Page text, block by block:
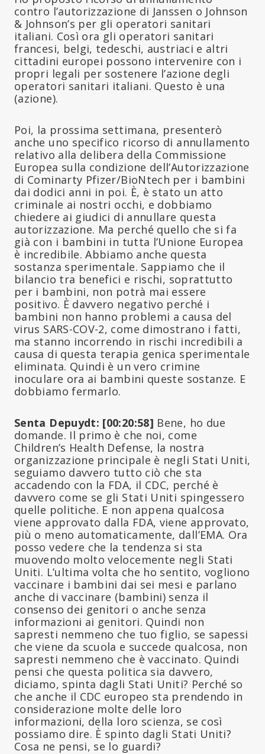
contro l’autorizzazione di Janssen o Johnson
& Johnson’s per gli operatori sanitari
italiani. Così ora gli operatori sanitari
francesi, belgi, tedeschi, austriaci e altri
cittadini europei possono intervenire con i
propri legali per sostenere l’azione degli
operatori sanitari italiani. Questo è una
(azione).
Poi, la prossima settimana, presenterò
anche uno specifico ricorso di annullamento
relativo alla delibera della Commissione
Europea sulla condizione dell’Autorizzazione
di Cominarty Pfizer/BioNtech per i bambini
dai dodici anni in poi. È, è stato un atto
criminale ai nostri occhi, e dobbiamo
chiedere ai giudici di annullare questa
autorizzazione. Ma perché quello che si fa
già con i bambini in tutta l’Unione Europea
è incredibile. Abbiamo anche questa
sostanza sperimentale. Sappiamo che il
bilancio tra benefici e rischi, soprattutto
per i bambini, non potrà mai essere
positivo. È davvero negativo perché i
bambini non hanno problemi a causa del
virus SARS-COV-2, come dimostrano i fatti,
ma stanno incorrendo in rischi incredibili a
causa di questa terapia genica sperimentale
eliminata. Quindi è un vero crimine
inoculare ora ai bambini queste sostanze. E
dobbiamo fermarlo.
Senta Depuydt: [00:20:58] Bene, ho due
domande. Il primo è che noi, come
Children’s Health Defense, la nostra
organizzazione principale è negli Stati Uniti,
seguiamo davvero tutto ciò che sta
accadendo con la FDA, il CDC, perché è
davvero come se gli Stati Uniti spingessero
quelle politiche. E non appena qualcosa
viene approvato dalla FDA, viene approvato,
più o meno automaticamente, dall’EMA. Ora
posso vedere che la tendenza si sta
muovendo molto velocemente negli Stati
Uniti. L’ultima volta che ho sentito, vogliono
vaccinare i bambini dai sei mesi e parlano
anche di vaccinare (bambini) senza il
consenso dei genitori o anche senza
informazioni ai genitori. Quindi non
sapresti nemmeno che tuo figlio, se sapessi
che viene da scuola e succede qualcosa, non
sapresti nemmeno che è vaccinato. Quindi
pensi che questa politica sia davvero,
diciamo, spinta dagli Stati Uniti? Perché so
che anche il CDC europeo sta prendendo in
considerazione molte delle loro
informazioni, della loro scienza, se così
possiamo dire. È spinto dagli Stati Uniti?
Cosa ne pensi, se lo guardi?